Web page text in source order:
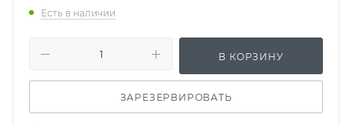
Есть в наличии
В КОРЗИНУ
ЗАРЕЗЕРВИРОВАТЬ